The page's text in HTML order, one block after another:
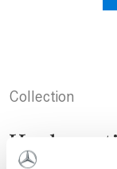
Collection